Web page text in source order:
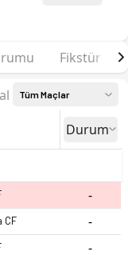
Fikstür
Tüm Maçlar
Durum
-
CF -
-